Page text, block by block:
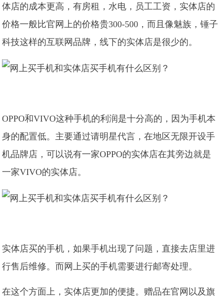
体店的成本更高，有房租，水电，员工工资，实体店的
价格一般比官网上的价格贵300-500，而且像魅族，锤子
科技这样的互联网品牌，线下的实体店是很少的。
OPPO和VIVO这种手机的利润是十分高的，因为手机本
身的配置低。主要通过请明星代言，在地区无限开设手
机品牌店，可以说有一家OPPO的实体店在其旁边就是
一家VIVO的实体店。
实体店买的手机，如果手机出现了问题，直接去店里进
行售后维修。而网上买的手机需要进行邮寄处理。
在这个方面上，实体店更加的便捷。赠品在官网以及旗